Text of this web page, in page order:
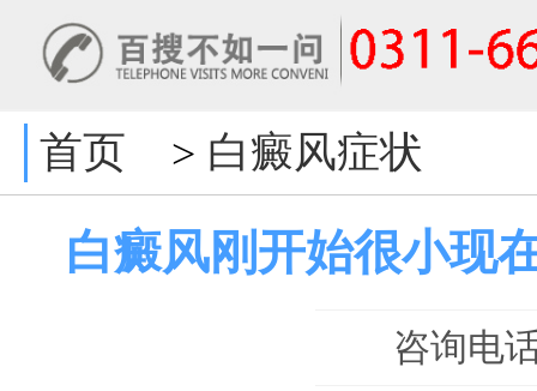
首页 > 白癜风症状
白癜风刚开始很小现
咨询电